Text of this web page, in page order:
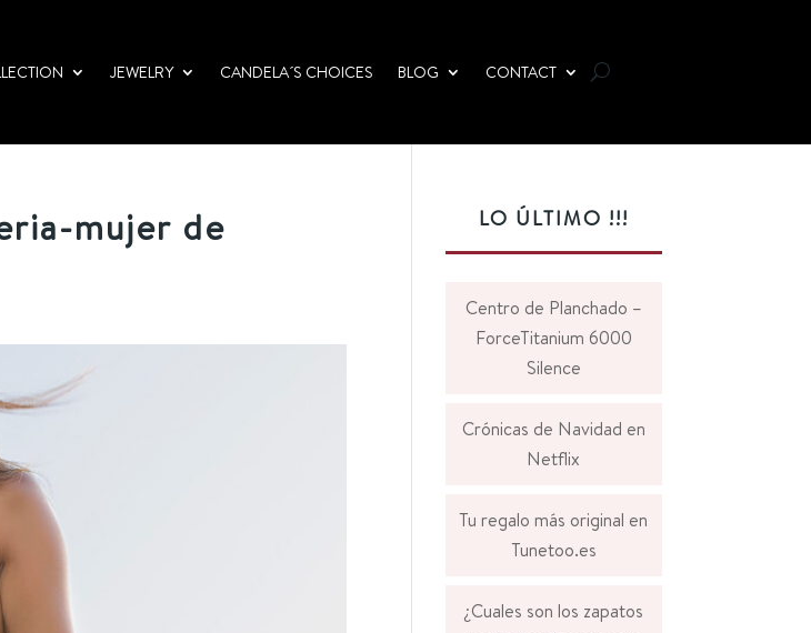
JEWELRY CANDELA´S CHOICES BLOG CONTACT
mujer de LO ÚLTIMO !!!
Centro de Planchado –
ForceTitanium 6000
Silence
Crónicas de Navidad en
Netflix
Tu regalo más original en
Tunetoo.es
¿Cuales son los zapatos